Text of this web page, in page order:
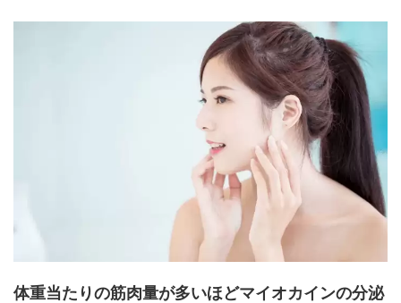
体重当たりの筋肉量が多いほどマイオカインの分泌